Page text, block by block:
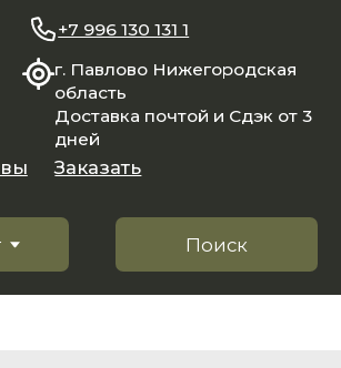
область
Доставка почтой и Сдэк от 3
Поиск
Заказать
+7 996 130 131 1